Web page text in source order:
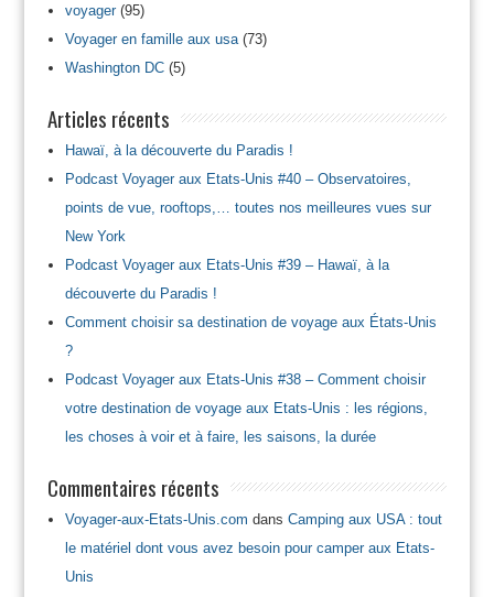
voyager(95)
Voyager en famille aux usa(73)
Washington DC(5)
Articles récents
Hawaï, à la découverte du Paradis !
Podcast Voyager aux Etats-Unis #40 – Observatoires,
points de vue, rooftops,… toutes nos meilleures vues sur
New York
Podcast Voyager aux Etats-Unis #39 – Hawaï, à la
découverte du Paradis !
Comment choisir sa destination de voyage aux États-Unis
?
Podcast Voyager aux Etats-Unis #38 – Comment choisir
votre destination de voyage aux Etats-Unis : les régions,
les choses à voir et à faire, les saisons, la durée
Commentaires récents
Voyager-aux-Etats-Unis.com dans Camping aux USA : tout
le matériel dont vous avez besoin pour camper aux Etats-
Unis